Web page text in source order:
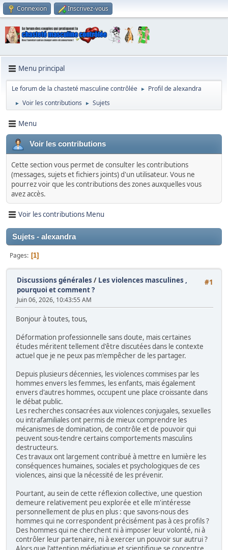
Connexion Inscrivez-vous
Menu principal
Le forum de la chasteté masculine contrôlée ► Profil de alexandra
► Voir les contributions ► Sujets
Menu
Voir les contributions
Cette section vous permet de consulter les contributions
(messages, sujets et fichiers joints) d'un utilisateur. Vous ne
pourrez voir que les contributions des zones auxquelles vous
avez accès.
Voir les contributions Menu
Sujets - alexandra
Pages 1
#1
Discussions générales / Les violences masculines ,
pourquoi et comment ?
Juin 06, 2026, 10:43:55 AM
Bonjour à toutes, tous,
Déformation professionnelle sans doute, mais certaines
études méritent tellement d'être discutées dans le contexte
actuel que je ne peux pas m'empêcher de les partager.
Depuis plusieurs décennies, les violences commises par les
hommes envers les femmes, les enfants, mais également
envers d'autres hommes, occupent une place croissante dans
le débat public.
Les recherches consacrées aux violences conjugales, sexuelles
ou intrafamiliales ont permis de mieux comprendre les
mécanismes de domination, de contrôle et de pouvoir qui
peuvent sous-tendre certains comportements masculins
destructeurs.
Ces travaux ont largement contribué à mettre en lumière les
conséquences humaines, sociales et psychologiques de ces
violences, ainsi que la nécessité de les prévenir.
Pourtant, au sein de cette réflexion collective, une question
demeure relativement peu explorée et elle m'intéresse
personnellement de plus en plus : que savons-nous des
hommes qui ne correspondent précisément pas à ces profils ?
Des hommes qui ne cherchent ni à imposer leur volonté, ni à
contrôler leur partenaire, ni à exercer un pouvoir sur autrui ?